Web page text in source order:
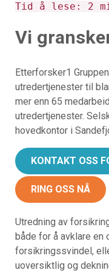
Tid å lese: 2
Vi
Etterforsker1
utredertjenester til
mer enn 65
utredertjenester.
hovedkontor i
KONTAKT OSS
RING OSS NÅ
Utredning av
både for å avklare en
forsikringssvindel,
uoversiktlig og